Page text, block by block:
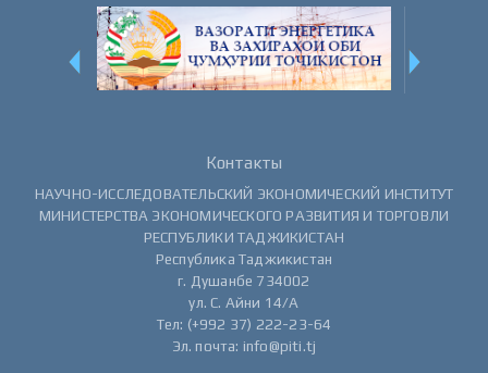
Контакты
НАУЧНО-ИССЛЕДОВАТЕЛЬСКИЙ ЭКОНОМИЧЕСКИЙ ИНСТИТУТ
МИНИСТЕРСТВА ЭКОНОМИЧЕСКОГО РАЗВИТИЯ И ТОРГОВЛИ
РЕСПУБЛИКИ ТАДЖИКИСТАН
Республика Таджикистан
г. Душанбе 734002
ул. С. Айни 14/А
Тел: (+992 37) 222-23-64
Эл. почта: info@piti.tj